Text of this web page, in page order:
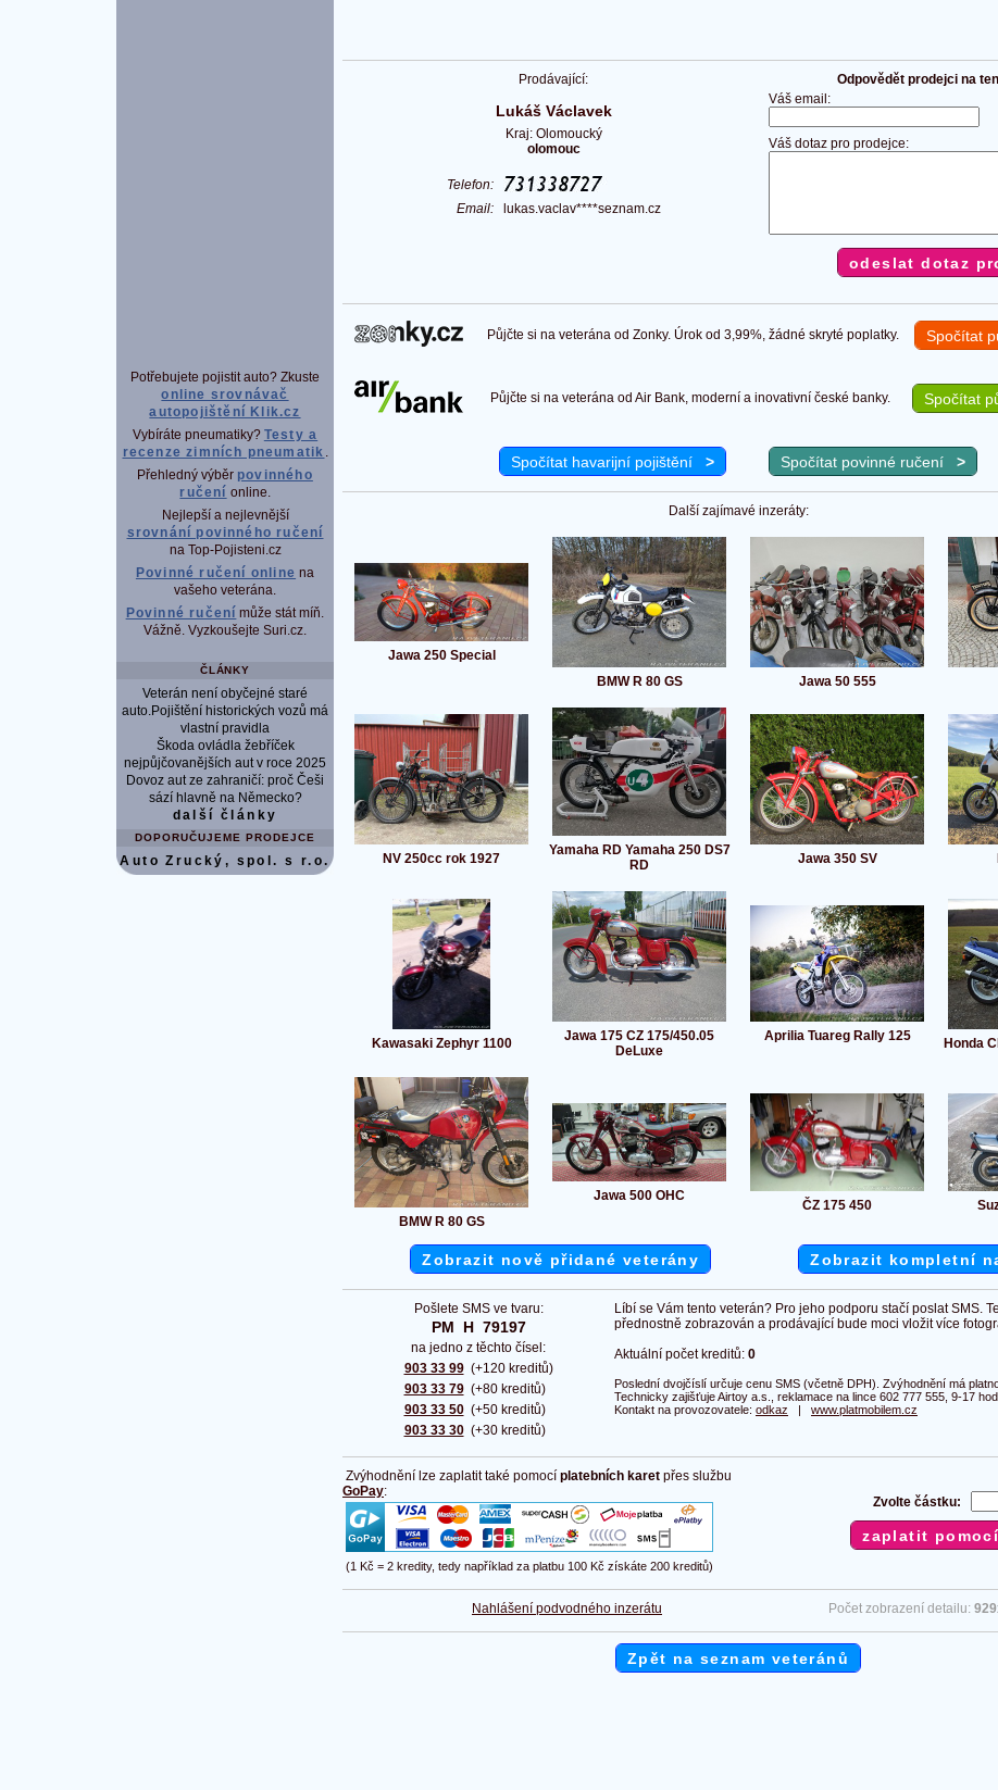
Potřebujete pojistit auto? Zkuste
online srovnávač
autopojištění Klik.cz
Vybíráte pneumatiky? Testy a
recenze zimních pneumatik .
Přehledný výběr povinného
ručení online.
Nejlepší a nejlevnější
srovnání povinného ručení
na Top-Pojisteni.cz
Povinné ručení online na
vašeho veterána.
Povinné ručení může stát míň.
Vážně. Vyzkoušejte Suri.cz.
ČLÁNKY
Veterán není obyčejné staré
auto.Pojištění historických vozů má
vlastní pravidla
Škoda ovládla žebříček
nejpůjčovanějších aut v roce 2025
Dovoz aut ze zahraničí: proč Češi
sází hlavně na Německo?
další články
DOPORUČUJEME PRODEJCE
Auto Zrucký, spol. s r.o.
Prodávající:
Lukáš Václavek
Kraj: Olomoucký
olomouc
Telefon:
Email:
lukas.vaclav****seznam.cz
Odpovědět prodejci na
Váš email:
Váš dotaz pro prodejce:
Půjčte si na veterána od Zonky. Úrok od 3,99%, žádné skryté poplatky. Spočítat
Půjčte si na veterána od Air Bank, moderní a inovativní české banky. Spočítat
Spočítat havarijní pojištění > Spočítat povinné ručení >
Další zajímavé inzeráty:
Jawa 250 Special
BMW R 80 GS
Jawa 50 555
NV 250cc rok 1927
Yamaha RD Yamaha 250 DS7
RD
Jawa 350 SV
Kawasaki Zephyr 1100
Jawa 175 CZ 175/450.05
DeLuxe
Aprilia Tuareg Rally 125 Honda
BMW R 80 GS
Jawa 500 OHC
ČZ 175 450
Zobrazit nově přidané veterány Zobrazit kompletní
Pošlete SMS ve tvaru:
PM  H  79197
na jedno z těchto čísel:
903 33 99
903 33 79
903 33 50
903 33 30
(+120 kreditů)
(+80 kreditů)
(+50 kreditů)
(+30 kreditů)
Líbí se Vám tento veterán? Pro jeho podporu stačí poslat SMS.
přednostně zobrazován a prodávající bude moci vložit více
Aktuální počet kreditů: 0
Poslední dvojčíslí určuje cenu SMS (včetně DPH). Zvýhodnění má
Technicky zajišťuje Airtoy a.s., reklamace na lince 602 777 555, 9-17
Kontakt na provozovatele: odkaz | www.platmobilem.cz
Zvýhodnění lze zaplatit také pomocí platebních karet přes službu
GoPay:
(1 Kč = 2 kredity, tedy například za platbu 100 Kč získáte 200 kreditů)
Zvolte částku:
Nahlášení podvodného inzerátu Počet zobrazení detailu:
Zpět na seznam veteránů